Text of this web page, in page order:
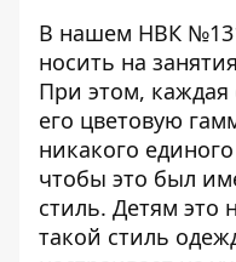
В нашем НВК
носить на
При этом, каждая
его цветовую
никакого
чтобы это был
стиль. Детям это
такой стиль